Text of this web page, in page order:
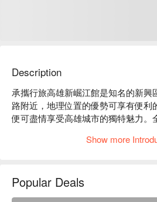
Description
承攜行旅高雄新崛江館是知名的新興
路附近，地理位置的優勢可享有便利
便可盡情享受高雄城市的獨特魅力。
承攜行旅高雄新崛江館：Google 4.9
多精彩時刻。簡單不繁複的設計為視
間更開闊明亮。嚴謹的細節處理，讓
Show more
Popular Deals